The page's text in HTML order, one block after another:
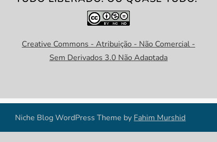
Creative Commons - Atribuição - Não Comercial -
Sem Derivados 3.0 Não Adaptada
Niche Blog WordPress Theme by Fahim Murshid